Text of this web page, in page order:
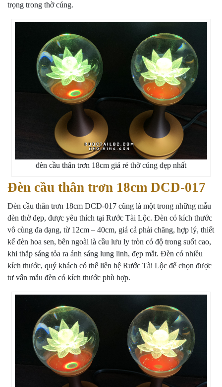
trọng trong thờ cúng.
đèn cầu thân trơn 18cm giá rẻ thờ cúng đẹp nhất
Đèn cầu thân trơn 18cm DCD-017
Đèn cầu thân trơn 18cm DCD-017 cũng là một trong những mẫu
đèn thờ đẹp, được yêu thích tại Rước Tài Lộc. Đèn có kích thước
vô cùng đa dạng, từ 12cm – 40cm, giá cả phải chăng, hợp lý, thiết
kế đèn hoa sen, bên ngoài là cầu lưu ly tròn có độ trong suốt cao,
khi thắp sáng tỏa ra ánh sáng lung linh, đẹp mắt. Đèn có nhiều
kích thước, quý khách có thể liên hệ Rước Tài Lộc để chọn được
tư vấn mẫu đèn có kích thước phù hợp.